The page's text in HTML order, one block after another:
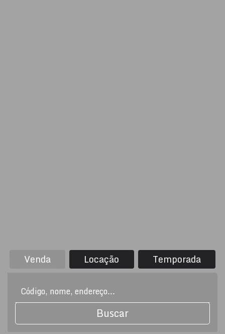
Venda Locação Temporada
Buscar